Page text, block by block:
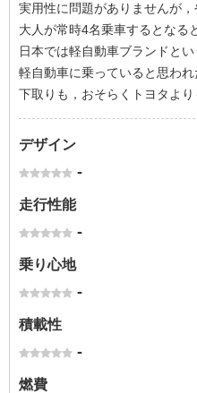
実用性に問題がありませんが
大人が常時4名乗車するとなる
日本では軽自動車ブランドと
軽自動車に乗っていると思わ
下取りも，おそらくトヨタよ
デザイン
-
走行性能
-
乗り心地
-
積載性
-
燃費